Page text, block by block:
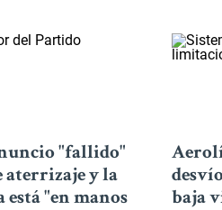
"fallido"
aterrizaje y la
está "en manos
baja